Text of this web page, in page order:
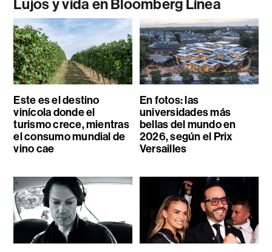
Lujos y vida en Bloomberg Línea
Este es el destino
vinícola donde el
turismo crece, mientras
el consumo mundial de
vino cae
En fotos: las
universidades más
bellas del mundo en
2026, según el Prix
Versailles